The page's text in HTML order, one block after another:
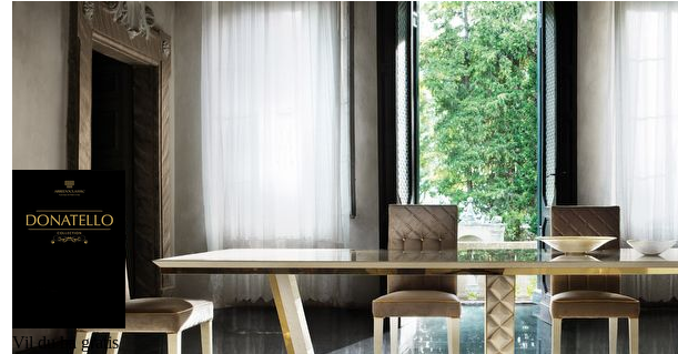
Vil du ha gratis